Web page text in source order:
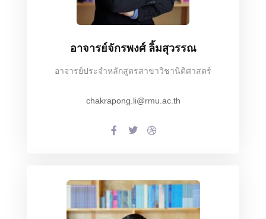
อาจารย์จักรพงศ์ ลิ้มสุวรรณ
อาจารย์ประจำหลักสูตรสาขาวิชานิติศาสตร์
chakrapong.li@rmu.ac.th